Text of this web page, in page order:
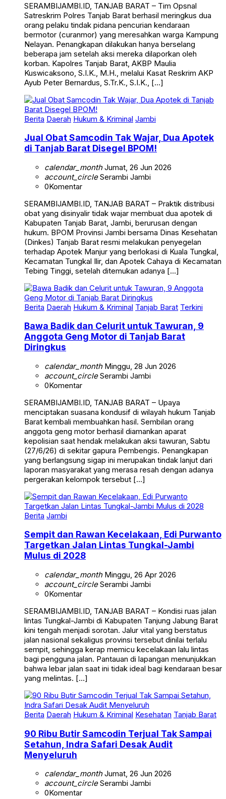
SERAMBIJAMBI.ID, TANJAB BARAT – Tim Opsnal
Satreskrim Polres Tanjab Barat berhasil meringkus dua
orang pelaku tindak pidana pencurian kendaraan
bermotor (curanmor) yang meresahkan warga Kampung
Nelayan. Penangkapan dilakukan hanya berselang
beberapa jam setelah aksi mereka dilaporkan oleh
korban. Kapolres Tanjab Barat, AKBP Maulia
Kuswicaksono, S.I.K., M.H., melalui Kasat Reskrim AKP
Ayub Peter Bernardus, S.Tr.K., S.I.K., […]
Berita Daerah Hukum & Kriminal Jambi
Jual Obat Samcodin Tak Wajar, Dua Apotek
di Tanjab Barat Disegel BPOM!
calendar_monthJumat, 26 Jun 2026
account_circleSerambi Jambi
0Komentar
SERAMBIJAMBI.ID, TANJAB BARAT – Praktik distribusi
obat yang disinyalir tidak wajar membuat dua apotek di
Kabupaten Tanjab Barat, Jambi, berurusan dengan
hukum. BPOM Provinsi Jambi bersama Dinas Kesehatan
(Dinkes) Tanjab Barat resmi melakukan penyegelan
terhadap Apotek Manjur yang berlokasi di Kuala Tungkal,
Kecamatan Tungkal Ilir, dan Apotek Cahaya di Kecamatan
Tebing Tinggi, setelah ditemukan adanya […]
Berita Daerah Hukum & Kriminal Tanjab Barat Terkini
Bawa Badik dan Celurit untuk Tawuran, 9
Anggota Geng Motor di Tanjab Barat
Diringkus
calendar_monthMinggu, 28 Jun 2026
account_circleSerambi Jambi
0Komentar
SERAMBIJAMBI.ID, TANJAB BARAT – Upaya
menciptakan suasana kondusif di wilayah hukum Tanjab
Barat kembali membuahkan hasil. Sembilan orang
anggota geng motor berhasil diamankan aparat
kepolisian saat hendak melakukan aksi tawuran, Sabtu
(27/6/26) di sekitar gapura Pembengis. Penangkapan
yang berlangsung sigap ini merupakan tindak lanjut dari
laporan masyarakat yang merasa resah dengan adanya
pergerakan kelompok tersebut […]
Berita Jambi
Sempit dan Rawan Kecelakaan, Edi Purwanto
Targetkan Jalan Lintas Tungkal-Jambi
Mulus di 2028
calendar_monthMinggu, 26 Apr 2026
account_circleSerambi Jambi
0Komentar
SERAMBIJAMBI.ID, TANJAB BARAT – Kondisi ruas jalan
lintas Tungkal-Jambi di Kabupaten Tanjung Jabung Barat
kini tengah menjadi sorotan. Jalur vital yang berstatus
jalan nasional sekaligus provinsi tersebut dinilai terlalu
sempit, sehingga kerap memicu kecelakaan lalu lintas
bagi pengguna jalan. Pantauan di lapangan menunjukkan
bahwa lebar jalan saat ini tidak ideal bagi kendaraan besar
yang melintas. […]
Berita Daerah Hukum & Kriminal Kesehatan Tanjab Barat
90 Ribu Butir Samcodin Terjual Tak Sampai
Setahun, Indra Safari Desak Audit
Menyeluruh
calendar_monthJumat, 26 Jun 2026
account_circleSerambi Jambi
0Komentar